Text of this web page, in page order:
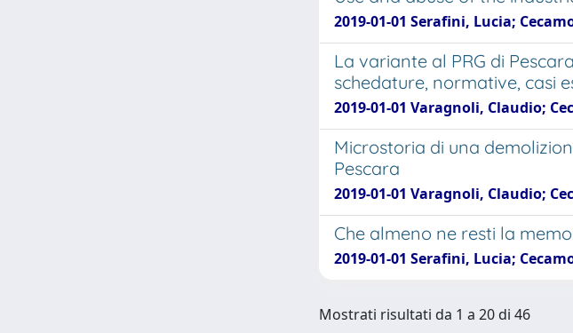
2019-01-01 Serafini, Lucia;
La variante al PRG di
schedature, normative, casi
2019-01-01 Varagnoli, Claudio;
Microstoria di una
Pescara
2019-01-01 Varagnoli, Claudio;
Che almeno ne resti la
2019-01-01 Serafini, Lucia;
Mostrati risultati da 1 a 20 di 46